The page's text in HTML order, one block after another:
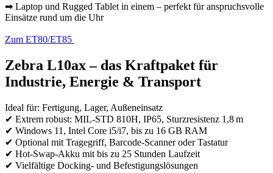
➡ Laptop und Rugged Tablet in einem – perfekt für anspruchsvolle
Einsätze rund um die Uhr
Zum ET80/ET85
Zebra L10ax – das Kraftpaket für
Industrie, Energie & Transport
Ideal für: Fertigung, Lager, Außeneinsatz
✔ Extrem robust: MIL-STD 810H, IP65, Sturzresistenz 1,8 m
✔ Windows 11, Intel Core i5/i7, bis zu 16 GB RAM
✔ Optional mit Tragegriff, Barcode-Scanner oder Tastatur
✔ Hot-Swap-Akku mit bis zu 25 Stunden Laufzeit
✔ Vielfältige Docking- und Befestigungslösungen